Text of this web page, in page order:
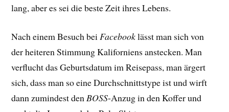
lang, aber es sei die beste Zeit ihres Lebens.
Nach einem Besuch beiFacebooklässt man sich von
der heiteren Stimmung Kaliforniens anstecken. Man
verflucht das Geburtsdatum im Reisepass, man ärgert
sich, dass man so eine Durchschnittstype ist und wirft
dann zumindest denBOSS-Anzug in den Koffer und